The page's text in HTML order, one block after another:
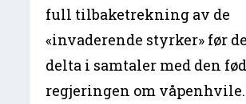
full tilbaketrekning av de
«invaderende styrker» før
delta i samtaler med den
regjeringen om våpenhvile.